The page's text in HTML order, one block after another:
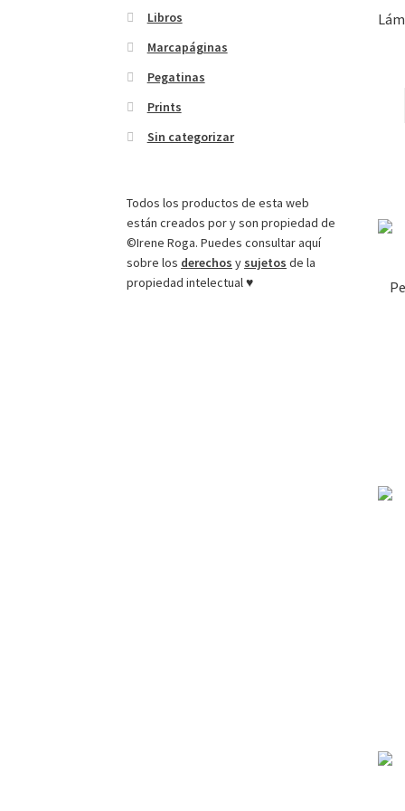
Libros
Marcapáginas
Pegatinas
Prints
Sin categorizar
Todos los productos de esta web
están creados por y son propiedad de
©Irene Roga. Puedes consultar aquí
sobre los derechos y sujetos de la
propiedad intelectual ♥